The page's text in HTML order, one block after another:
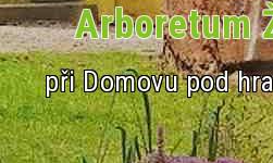
Arboretum
při Domovu pod